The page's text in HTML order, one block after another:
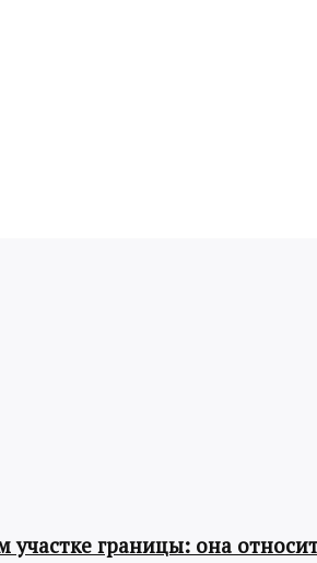
границы: она